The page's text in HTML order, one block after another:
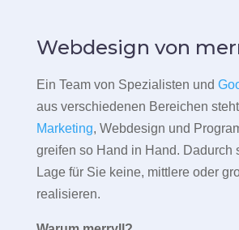
Webdesign von
Ein Team von Spezialisten und
aus verschiedenen Bereichen
Marketing, Webdesign und
greifen so Hand in Hand. Dadurch
Lage für Sie keine, mittlere oder
realisieren.